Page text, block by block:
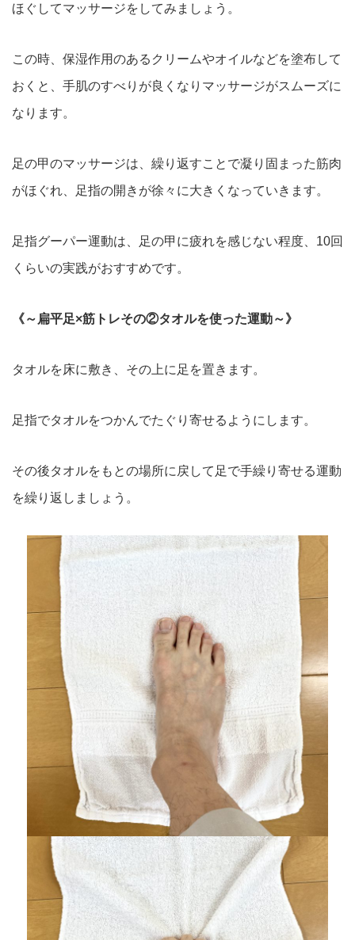
ほぐしてマッサージをしてみましょう。
この時、保湿作用のあるクリームやオイルなどを塗布して
おくと、 手肌のすべりが良くなりマッサージがスムーズに
なります。
足の甲のマッサージは、繰り返すことで凝り固まった筋肉
がほぐれ 、足指の開きが徐々に大きくなっていきます。
足指グーパー運動は、足の甲に疲れを感じない程度、10回
くらいの実践がおすすめです。
《～扁平足×筋トレその②タオルを使った運動～》
タオルを床に敷き、その上に足を置きます。
足指でタオルをつかんでたぐり寄せるようにします。
その後タオルをもとの場所に戻して足で手繰り寄せる運動
を繰り返 しましょう。